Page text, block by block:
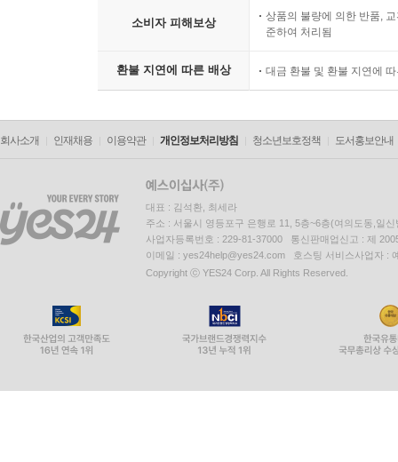
소비자 피해보상
상품의 불량에 의한 반품,
준하여 처리됨
환불 지연에 따른 배상 대금 환불 및 환불 지연에
회사소개 인재채용 이용약관 개인정보처리방침 청소년보호정책 도서홍보안내
대표 : 김석환, 최세라
주소 : 서울시 영등포구 은행로 11, 5층~6층(여의도동,일신
사업자등록번호 : 229-81-37000 통신판매업신고 : 제
이메일 : yes24help@yes24.com 호스팅 서비스사업자 :
Copyright ⓒ YES24 Corp. All Rights Reserved.